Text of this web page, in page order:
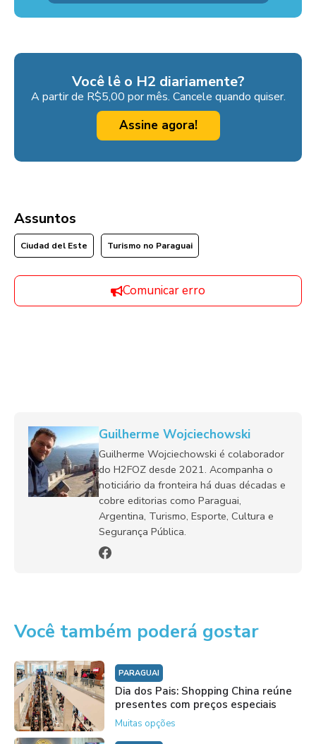
Você lê o H2 diariamente?
A partir de R$5,00 por mês. Cancele quando quiser.
Assine agora!
Assuntos
Ciudad del Este Turismo no Paraguai
Comunicar erro
Guilherme Wojciechowski
Guilherme Wojciechowski é colaborador
do H2FOZ desde 2021. Acompanha o
noticiário da fronteira há duas décadas e
cobre editorias como Paraguai,
Argentina, Turismo, Esporte, Cultura e
Segurança Pública.
Você também poderá gostar
PARAGUAI
Dia dos Pais: Shopping China reúne
presentes com preços especiais
Muitas opções